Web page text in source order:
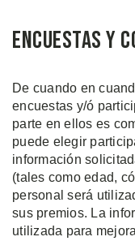
Encuestas y
De cuando en
encuestas y/ó
parte en ellos es
puede elegir
información
(tales como edad,
personal será
sus premios. La
utilizada para